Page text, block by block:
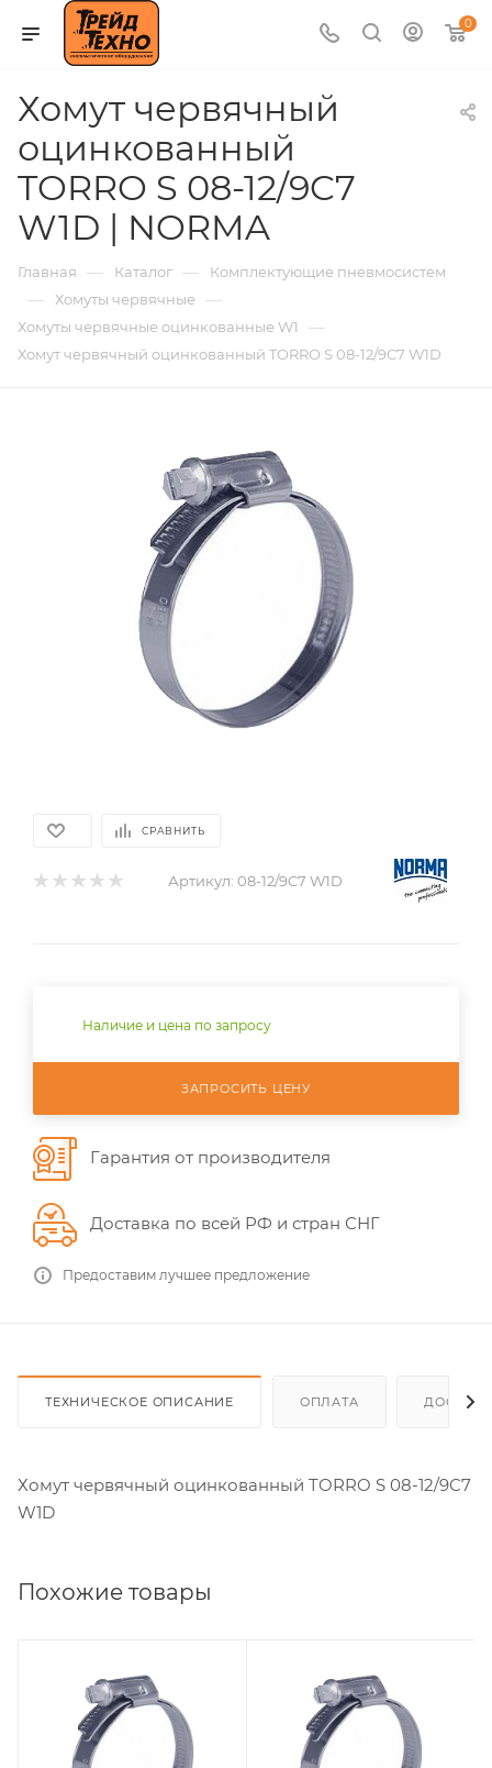
0
Хомут червячный
оцинкованный
TORRO S 08-12/9C7
W1D | NORMA
Главная — Каталог — Комплектующие пневмосистем
— Хомуты червячные —
Хомуты червячные оцинкованные W1 —
Хомут червячный оцинкованный TORRO S 08-12/9C7 W1D
СРАВНИТЬ
Артикул: 08-12/9C7 W1D
Наличие и цена по запросу
ЗАПРОСИТЬ ЦЕНУ
Гарантия от производителя
Доставка по всей РФ и стран СНГ
Предоставим лучшее предложение
ТЕХНИЧЕСКОЕ ОПИСАНИЕ ОПЛАТА
Хомут червячный оцинкованный TORRO S 08-12/9C7
W1D
Похожие товары